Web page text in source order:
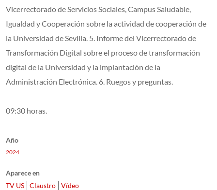
Vicerrectorado de Servicios Sociales, Campus Saludable,
Igualdad y Cooperación sobre la actividad de cooperación de
la Universidad de Sevilla. 5. Informe del Vicerrectorado de
Transformación Digital sobre el proceso de transformación
digital de la Universidad y la implantación de la
Administración Electrónica. 6. Ruegos y preguntas.
09:30 horas.
Año
2024
Aparece en
TV US
Claustro Vídeo